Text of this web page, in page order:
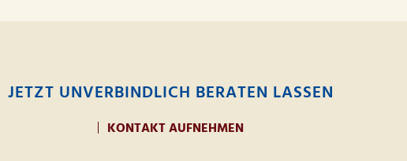
JETZT UNVERBINDLICH BERATEN LASSEN
KONTAKT AUFNEHMEN